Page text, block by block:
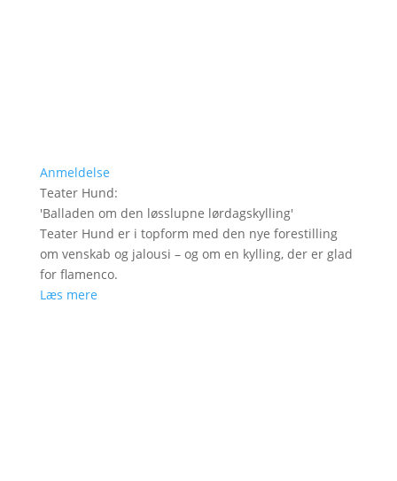
Anmeldelse
Teater Hund:
'Balladen om den løsslupne lørdagskylling'
Teater Hund er i topform med den nye forestilling
om venskab og jalousi – og om en kylling, der er glad
for flamenco.
Læs mere